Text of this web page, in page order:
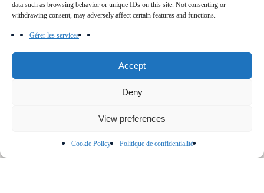
data such as browsing behavior or unique IDs on this site. Not consenting or
withdrawing consent, may adversely affect certain features and functions.
Gérer les services
Accept
Deny
View preferences
Cookie Policy Politique de confidentialité
Acheter
Vendre